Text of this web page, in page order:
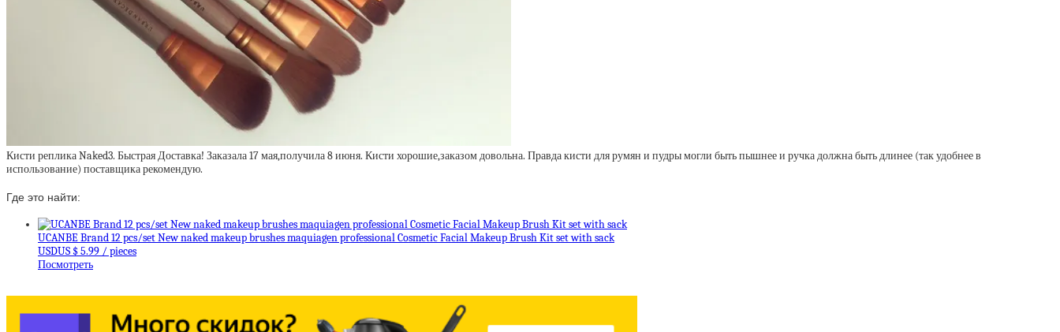
Кисти реплика Naked3. Быстрая Доставка! Заказала 17 мая,получила 8 июня. Кисти хорошие,заказом довольна. Правда кисти для румян и пудры могли быть пышнее и ручка должна быть длинее (так удобнее в
использование) поставщика рекомендую.
Где это найти:
UCANBE Brand 12 pcs/set New naked makeup brushes maquiagen professional Cosmetic Facial Makeup Brush Kit set with sack
USDUS $ 5.99 / pieces
Посмотреть